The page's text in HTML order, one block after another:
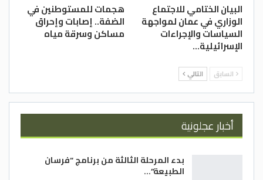
البيان الختامي للاجتماع
الوزاري في عمان لمواجهة
السياسات والإجراءات
الإسرائيلية…
هجمات للمستوطنين في
الضفة.. إصابات وإحراق
مساكن وسرقة مياه
السابق التالي
أخبار عجلونية
بدء المرحلة الثالثة من برنامج “فرسان
الطبيعة”…